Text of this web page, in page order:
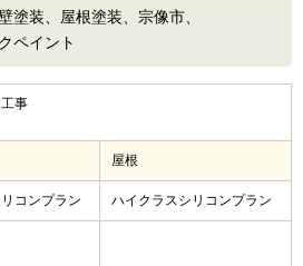
塗装 屋根塗装
宗像市
ペイント
事
屋根
コンプラン ハイクラスシリコンプラン